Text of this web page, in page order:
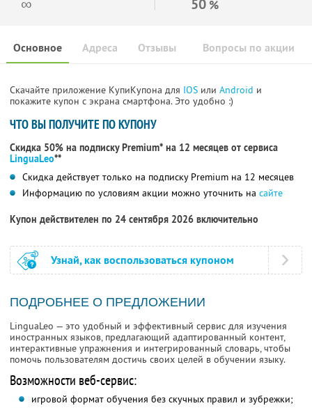
∞ 50 %
Основное Отзывы Вопросы по акции
Адреса
Скачайте приложение КупиКупона для IOS или Android и
покажите купон с экрана смартфона. Это удобно :)
ЧТО ВЫ ПОЛУЧИТЕ ПО КУПОНУ
Скидка 50% на подписку Premium* на 12 месяцев от сервиса
LinguaLeo**
Скидка действует только на подписку Premium на 12 месяцев
Информацию по условиям акции можно уточнить на сайте
Купон действителен по 24 сентября 2026 включительно
Узнай, как воспользоваться купоном
ПОДРОБНЕЕ О ПРЕДЛОЖЕНИИ
LinguaLeo — это удобный и эффективный сервис для изучения
иностранных языков, предлагающий адаптированный контент,
интерактивные упражнения и интегрированный словарь, чтобы
помочь пользователям достичь своих целей в обучении языку.
Возможности веб-сервис:
игровой формат обучения без скучных правил и зубрежки;